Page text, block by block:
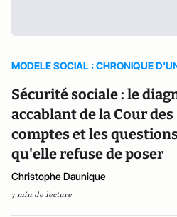
MODELE SOCIAL : CHRONIQUE
Sécurité sociale : le
accablant de la Cour des
comptes et les
qu'elle refuse de poser
Christophe Daunique
7 min de lecture